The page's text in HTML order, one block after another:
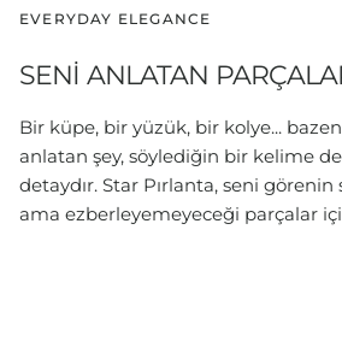
EVERYDAY ELEGANCE
SENİ ANLATAN
Bir küpe, bir yüzük, bir kolye...
anlatan şey, söylediğin bir kelime
detaydır. Star Pırlanta, seni görenin
ama ezberleyemeyeceği parçalar